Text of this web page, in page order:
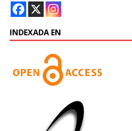
INDEXADA EN